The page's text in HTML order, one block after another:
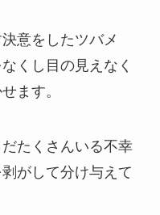
意をしたツバメ
くし目の見えなく
ます。
たくさんいる不幸
がして分け与えて